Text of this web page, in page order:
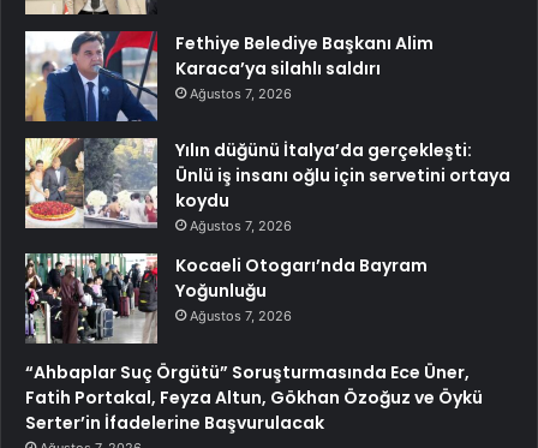
Fethiye Belediye Başkanı Alim
Karaca’ya silahlı saldırı
Ağustos 7, 2026
Yılın düğünü İtalya’da gerçekleşti:
Ünlü iş insanı oğlu için servetini ortaya
koydu
Ağustos 7, 2026
Kocaeli Otogarı’nda Bayram
Yoğunluğu
Ağustos 7, 2026
“Ahbaplar Suç Örgütü” Soruşturmasında Ece Üner,
Fatih Portakal, Feyza Altun, Gökhan Özoğuz ve Öykü
Serter’in İfadelerine Başvurulacak